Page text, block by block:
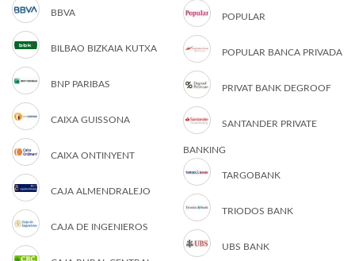
BBVA
BILBAO BIZKAIA KUTXA
BNP PARIBAS
CAIXA GUISSONA
CAIXA ONTINYENT
CAJA ALMENDRALEJO
CAJA DE INGENIEROS
POPULAR
POPULAR BANCA PRIVADA
PRIVAT BANK DEGROOF
SANTANDER PRIVATE
BANKING
TARGOBANK
TRIODOS BANK
UBS BANK